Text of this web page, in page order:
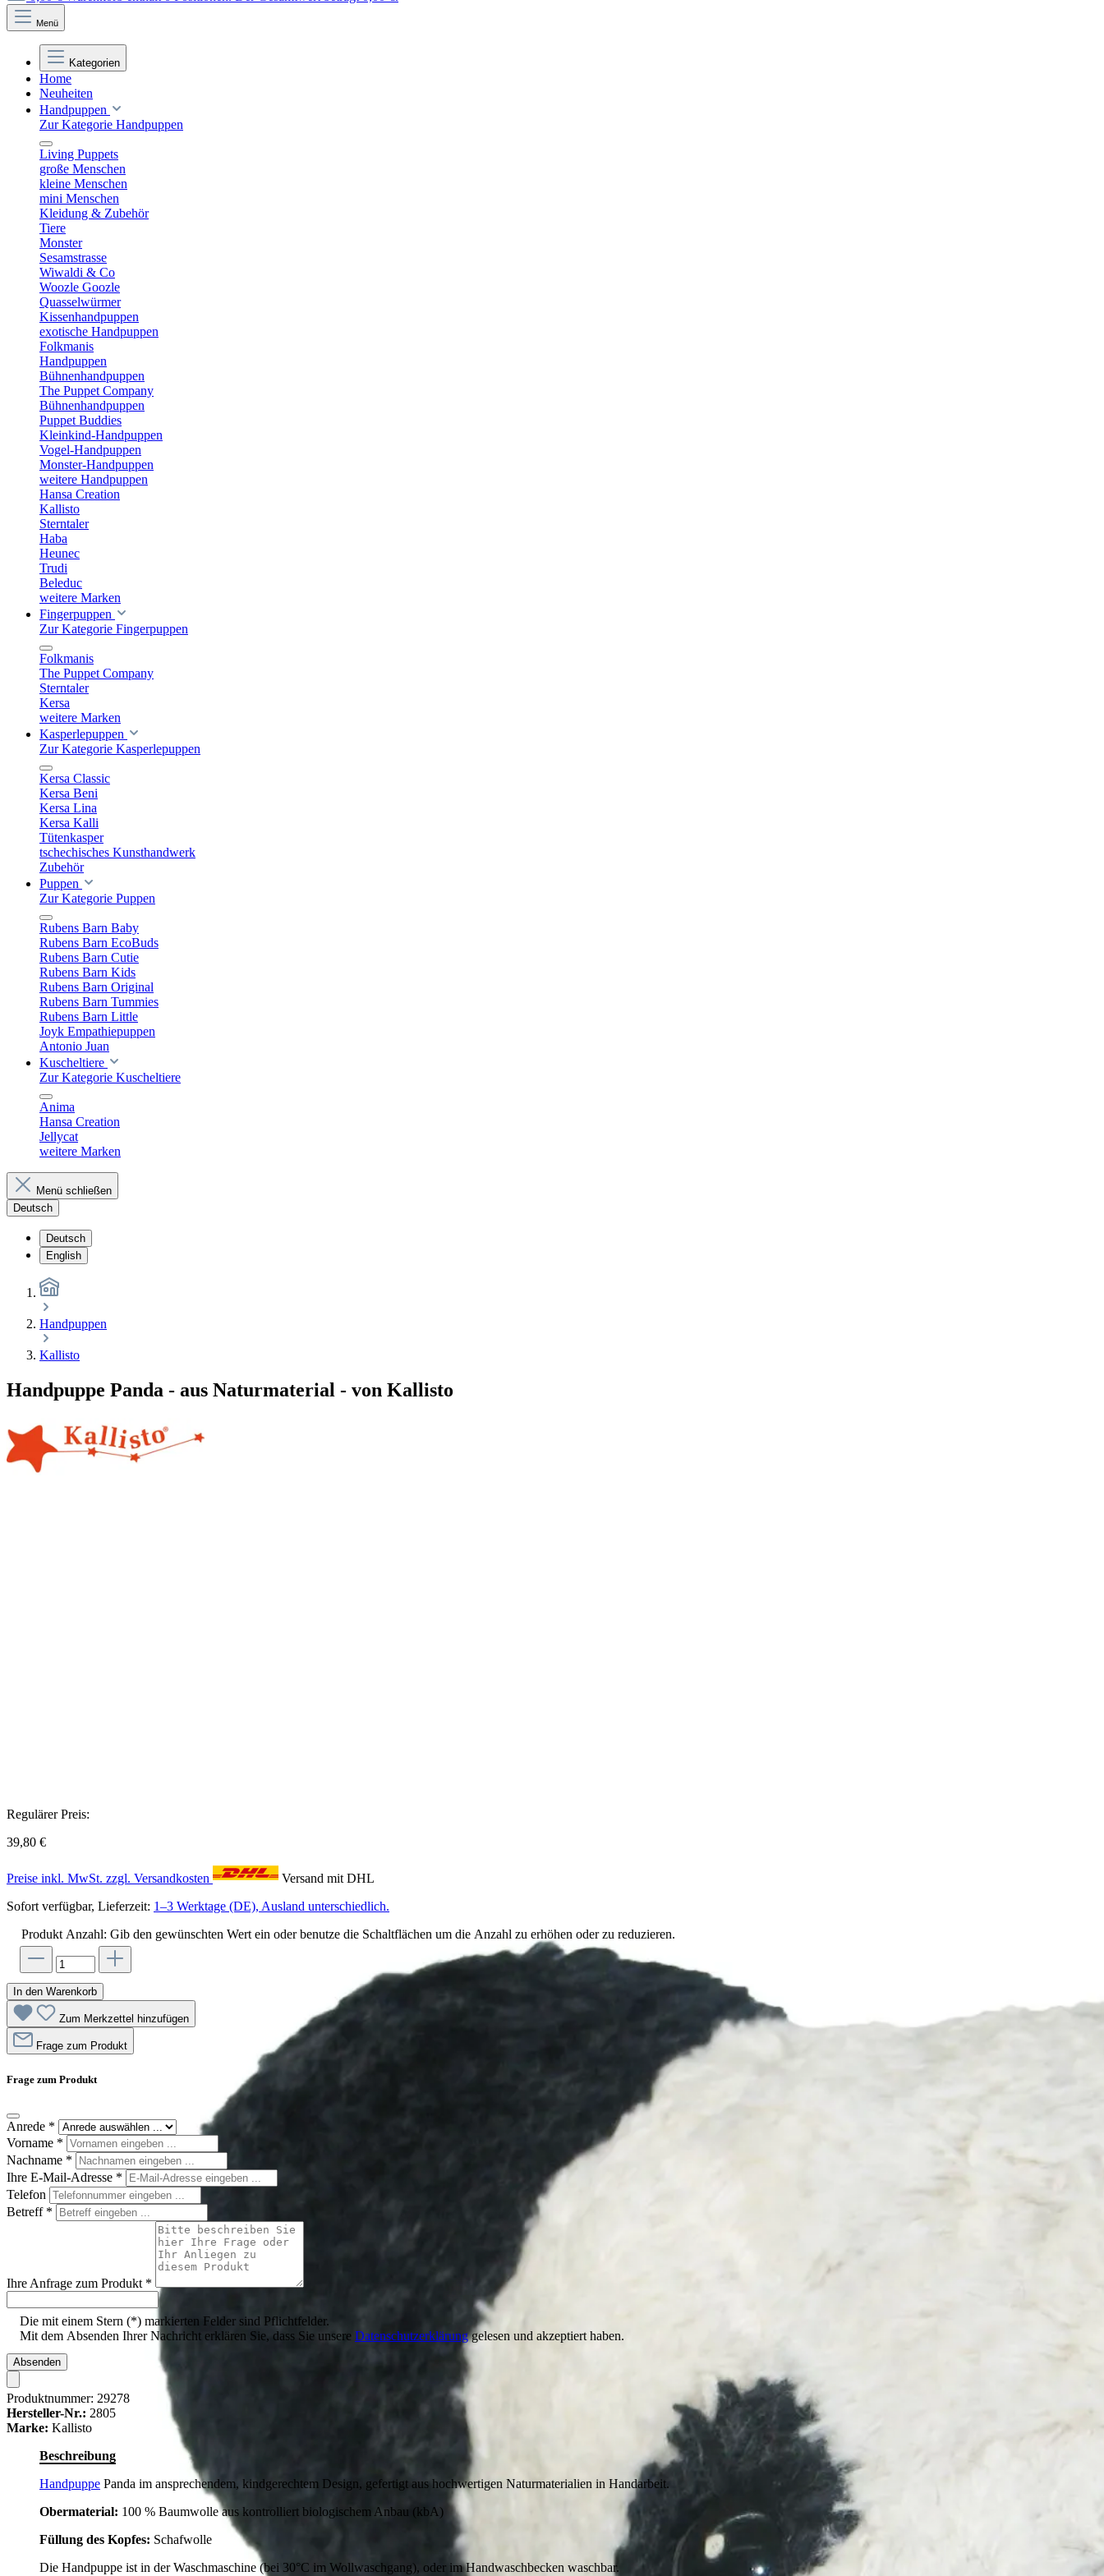
Menü
Kategorien
Home
Neuheiten
Handpuppen
Zur Kategorie Handpuppen
Living Puppets
große Menschen
kleine Menschen
mini Menschen
Kleidung & Zubehör
Tiere
Monster
Sesamstrasse
Wiwaldi & Co
Woozle Goozle
Quasselwürmer
Kissenhandpuppen
exotische Handpuppen
Folkmanis
Handpuppen
Bühnenhandpuppen
The Puppet Company
Bühnenhandpuppen
Puppet Buddies
Kleinkind-Handpuppen
Vogel-Handpuppen
Monster-Handpuppen
weitere Handpuppen
Hansa Creation
Kallisto
Sterntaler
Haba
Heunec
Trudi
Beleduc
weitere Marken
Fingerpuppen
Zur Kategorie Fingerpuppen
Folkmanis
The Puppet Company
Sterntaler
Kersa
weitere Marken
Kasperlepuppen
Zur Kategorie Kasperlepuppen
Kersa Classic
Kersa Beni
Kersa Lina
Kersa Kalli
Tütenkasper
tschechisches Kunsthandwerk
Zubehör
Puppen
Zur Kategorie Puppen
Rubens Barn Baby
Rubens Barn EcoBuds
Rubens Barn Cutie
Rubens Barn Kids
Rubens Barn Original
Rubens Barn Tummies
Rubens Barn Little
Joyk Empathiepuppen
Antonio Juan
Kuscheltiere
Zur Kategorie Kuscheltiere
Anima
Hansa Creation
Jellycat
weitere Marken
Menü schließen
Deutsch
Deutsch
English
Handpuppen
Kallisto
Handpuppe Panda - aus Naturmaterial - von Kallisto
Regulärer Preis:
39,80 €
Preise inkl. MwSt. zzgl. Versandkosten
Versand mit DHL
Sofort verfügbar, Lieferzeit: 1–3 Werktage (DE), Ausland unterschiedlich.
Produkt Anzahl: Gib den gewünschten Wert ein oder benutze die Schaltflächen um die Anzahl zu erhöhen oder zu reduzieren.
In den Warenkorb
Zum Merkzettel hinzufügen
Frage zum Produkt
Frage zum Produkt
Anrede *
Vorname *
Nachname *
Ihre E-Mail-Adresse *
Telefon
Betreff *
Ihre Anfrage zum Produkt *
Die mit einem Stern (*) markierten Felder sind Pflichtfelder.
Mit dem Absenden Ihrer Nachricht erklären Sie, dass Sie unsere Datenschutzerklärunggelesen und akzeptiert haben.
Absenden
Produktnummer: 29278
Hersteller-Nr.: 2805
Marke: Kallisto
Beschreibung
Handpuppe Panda im ansprechendem, kindgerechtem Design, gefertigt aus hochwertigen Naturmaterialien in Handarbeit.
Obermaterial: 100 % Baumwolle aus kontrolliert biologischem Anbau (kbA)
Füllung des Kopfes: Schafwolle
Die Handpuppe ist in der Waschmaschine (bei 30°C im Wollwaschgang), oder im Handwaschbecken waschbar.